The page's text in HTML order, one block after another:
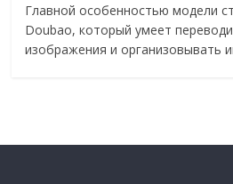
Главной особенностью модели
Doubao, который умеет
изображения и организовывать